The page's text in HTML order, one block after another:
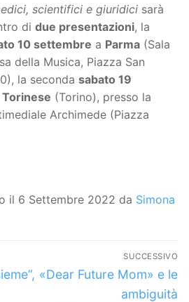
scientifici e giuridici sarà
di due presentazioni, la
10 settembre a Parma (Sala
della Musica, Piazza San
la seconda sabato 19
(Torino), presso la
Archimede (Piazza
il 6 Settembre 2022 da Simona
SUCCESSIVO
Articolo
«Dear Future Mom» e le
ambiguità